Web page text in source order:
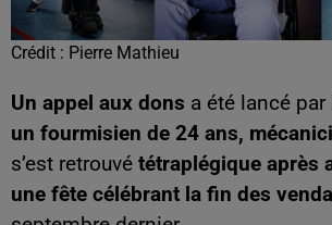
Crédit : Pierre Mathieu
Un appel aux dons a été lancé par
un fourmisien de 24 ans,
s’est retrouvé tétraplégique après
une fête célébrant la fin des